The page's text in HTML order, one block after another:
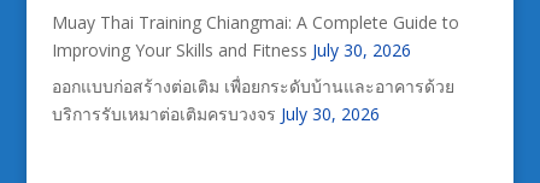
Muay Thai Training Chiangmai: A Complete Guide to
Improving Your Skills and Fitness July 30, 2026
ออกแบบก่อสร้างต่อเติม เพื่อยกระดับบ้านและอาคารด้วย
บริการรับเหมาต่อเติมครบวงจร July 30, 2026